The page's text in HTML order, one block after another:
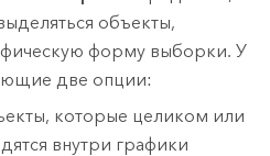
объекты,
форму выборки. У
две опции:
которые целиком или
внутри графики